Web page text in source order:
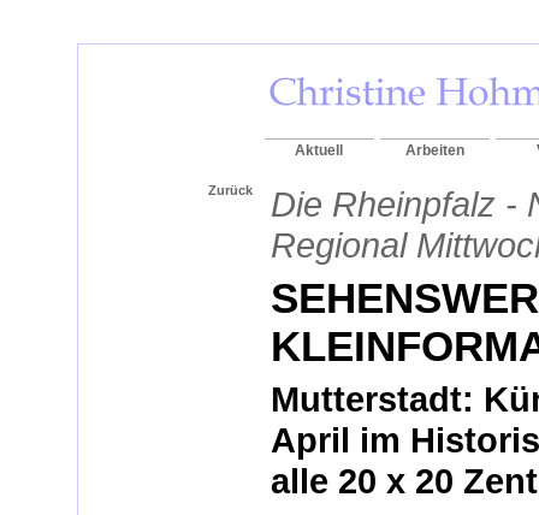
Aktuell Arbeiten
Zurück
Die Rheinpfalz -
Regional
Mutterstadt:
April im
alle 20 x 20